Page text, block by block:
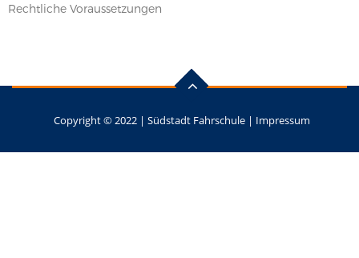
Rechtliche Voraussetzungen
Copyright © 2022 | Südstadt Fahrschule | Impressum